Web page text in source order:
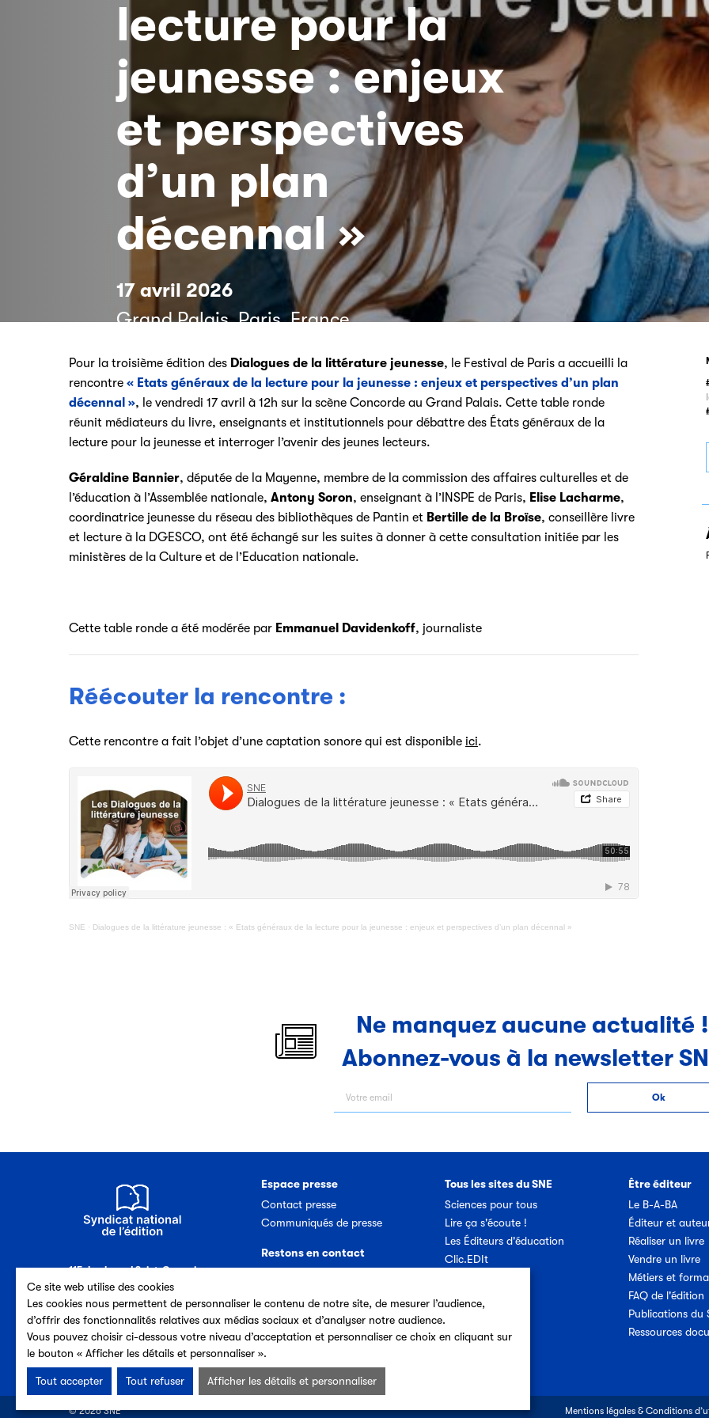
Ce site web utilise des cookies
Les cookies nous permettent de personnaliser le contenu de notre site, de mesurer l’audience,
d’offrir des fonctionnalités relatives aux médias sociaux et d’analyser notre audience.
Vous pouvez choisir ci-dessous votre niveau d’acceptation et personnaliser ce choix en cliquant sur
le bouton « Afficher les détails et personnaliser ».
Tout accepter Tout refuser Afficher les détails et personnaliser
lecture pour la
jeunesse : enjeux
et perspectives
d’un plan
décennal »
17 avril 2026
Grand Palais, Paris, France
Pour la troisième édition des Dialogues de la littérature jeunesse, le Festival de Paris a accueilli la
rencontre « Etats généraux de la lecture pour la jeunesse : enjeux et perspectives d’un plan
décennal », le vendredi 17 avril à 12h sur la scène Concorde au Grand Palais. Cette table ronde
réunit médiateurs du livre, enseignants et institutionnels pour débattre des États généraux de la
lecture pour la jeunesse et interroger l’avenir des jeunes lecteurs.
Géraldine Bannier, députée de la Mayenne, membre de la commission des affaires culturelles et de
l’éducation à l’Assemblée nationale, Antony Soron, enseignant à l’INSPE de Paris, Elise Lacharme,
coordinatrice jeunesse du réseau des bibliothèques de Pantin et Bertille de la Broïse, conseillère livre
et lecture à la DGESCO, ont été échangé sur les suites à donner à cette consultation initiée par les
ministères de la Culture et de l’Education nationale.
Cette table ronde a été modérée par Emmanuel Davidenkoff, journaliste
Réécouter la rencontre :
Cette rencontre a fait l’objet d’une captation sonore qui est disponible ici.
SNE · Dialogues de la littérature jeunesse : « Etats généraux de la lecture pour la jeunesse : enjeux et perspectives d’un plan décennal »
Ne manquez aucune actualité !
Abonnez-vous à la newsletter
115, boulevard Saint-Germain
75006 Paris (France)
Espace presse
Contact presse
Communiqués de presse
Restons en contact
Tous les sites du SNE
Sciences pour tous
Lire ça s'écoute !
Les Éditeurs d'éducation
Clic.EDIt
Offres d'emploi
Être éditeur
Le B-A-BA
Éditeur et
Réaliser un livre
Vendre un livre
Métiers et
FAQ de l'édition
Publications du
Ressources
Mentions légales & Conditions
© 2026 SNE